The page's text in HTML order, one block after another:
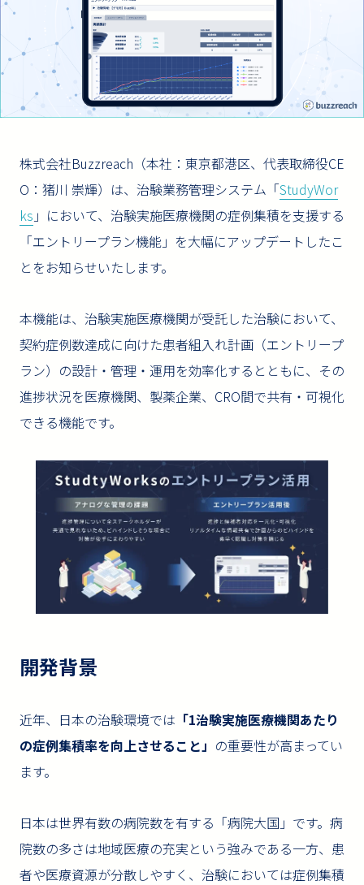
株式会社Buzzreach（本社：東京都港区、代表取締役CE
O：猪川 崇輝）は、治験業務管理システム「StudyWor
ks 」において、治験実施医療機関の症例集積を支援する
「エントリープラン機能」を大幅にアップデートしたこ
とをお知らせいたします。
本機能は、治験実施医療機関が受託した治験において、
契約症例数達成に向けた患者組入れ計画（エントリープ
ラン）の設計・管理・運用を効率化するとともに、その
進捗状況を医療機関、製薬企業、CRO間で共有・可視化
できる機能です。
開発背景
近年、日本の治験環境では 「1治験実施医療機関あたり
の症例集積率を向上させること」 の重要性が高まってい
ます。
日本は世界有数の病院数を有する「病院大国」です。病
院数の多さは地域医療の充実という強みである一方、患
者や医療資源が分散しやすく、治験においては症例集積